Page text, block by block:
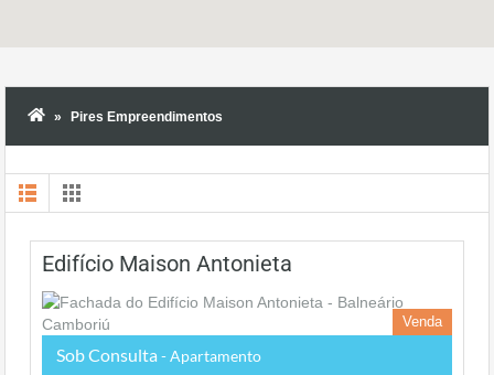
Pires Empreendimentos
Edifício Maison Antonieta
Venda
Sob Consulta - Apartamento